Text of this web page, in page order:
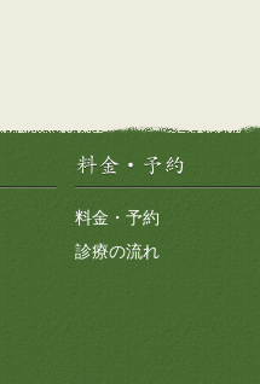
料金・予約
診療の流れ